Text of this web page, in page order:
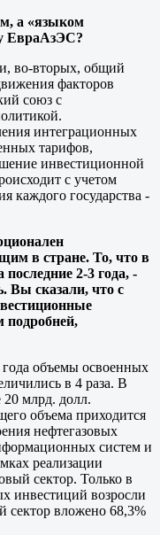
а «языком
ЕвраАзЭС?
во-вторых, общий
факторов
союз с
интеграционных
тарифов,
инвестиционной
с учетом
каждого государства -
в стране. То, что в
2-3 года, -
Вы сказали, что с
подробней,
объемы освоенных
в 4 раза. В
млрд. долл.
объема приходится
нефтегазовых
систем и
реализации
сектор. Только в
инвестиций возросли
сектор вложено 68,3%